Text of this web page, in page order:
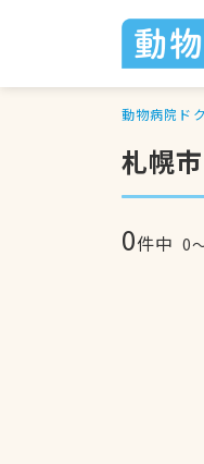
動物病院ド
札幌
0件中 0